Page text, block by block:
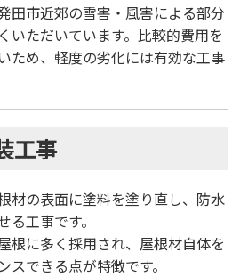
田市近郊の雪害・風害による部分
いただいています。比較的費用を
ため、軽度の劣化には有効な工事
工事
材の表面に塗料を塗り直し、防水
工事です。
根に多く採用され、屋根材自体を
できる点が特徴です。